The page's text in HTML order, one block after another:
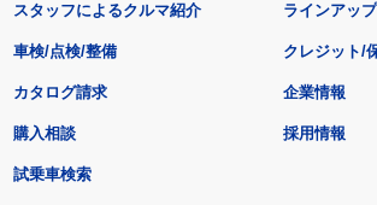
スタッフによるクルマ紹介 ラインアップ
車検/点検/整備 クレジット/
カタログ請求
購入相談
試乗車検索
企業情報
採用情報